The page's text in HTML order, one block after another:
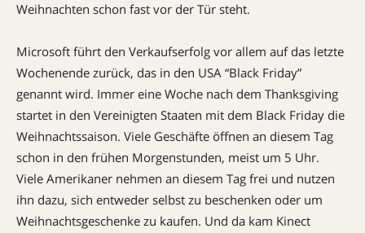
Weihnachten schon fast vor der Tür steht.
Microsoft führt den Verkaufserfolg vor allem auf das letzte
Wochenende zurück, das in den USA “Black Friday”
genannt wird. Immer eine Woche nach dem Thanksgiving
startet in den Vereinigten Staaten mit dem Black Friday die
Weihnachtssaison. Viele Geschäfte öffnen an diesem Tag
schon in den frühen Morgenstunden, meist um 5 Uhr.
Viele Amerikaner nehmen an diesem Tag frei und nutzen
ihn dazu, sich entweder selbst zu beschenken oder um
Weihnachtsgeschenke zu kaufen. Und da kam Kinect